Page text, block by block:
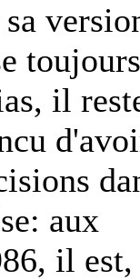
toujours
il
aux
il est,